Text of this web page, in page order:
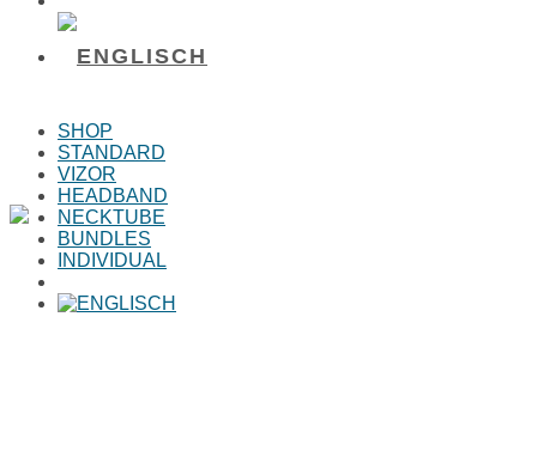
SHOP
STANDARD
VIZOR
HEADBAND
NECKTUBE
BUNDLES
INDIVIDUAL